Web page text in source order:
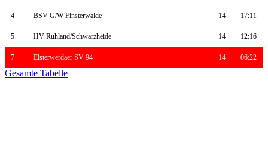
4 BSV G/W Finsterwalde 14 17:11
5 HV Ruhland/Schwarzheide 14 12:16
7 Elsterwerdaer SV 94 14 06:22
Gesamte Tabelle